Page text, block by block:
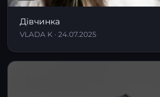
Дівчинка
VLADA K · 24.07.2025